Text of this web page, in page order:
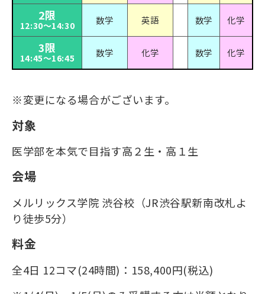
2限
12:30～14:30 数学 英語 数学 化学
3限
14:45～16:45 数学 化学 数学 化学
※変更になる場合がございます。
対象
医学部を本気で目指す高２生・高１生
会場
メルリックス学院 渋谷校（JR渋谷駅新南改札よ
り徒歩5分）
料金
全4日 12コマ(24時間)：158,400円(税込)